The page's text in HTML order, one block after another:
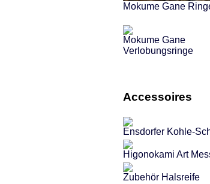
Mokume Gane
Mokume Gane
Verlobungsringe
Accessoires
Ensdorfer Kohle-
Higonokami Art
Zubehör Halsreife